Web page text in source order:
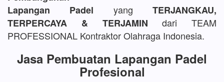
Lapangan Padel yangTERJANGKAU,
TERPERCAYA & TERJAMIN dari TEAM
PROFESSIONAL Kontraktor Olahraga Indonesia.
Jasa Pembuatan Lapangan Padel
Profesional